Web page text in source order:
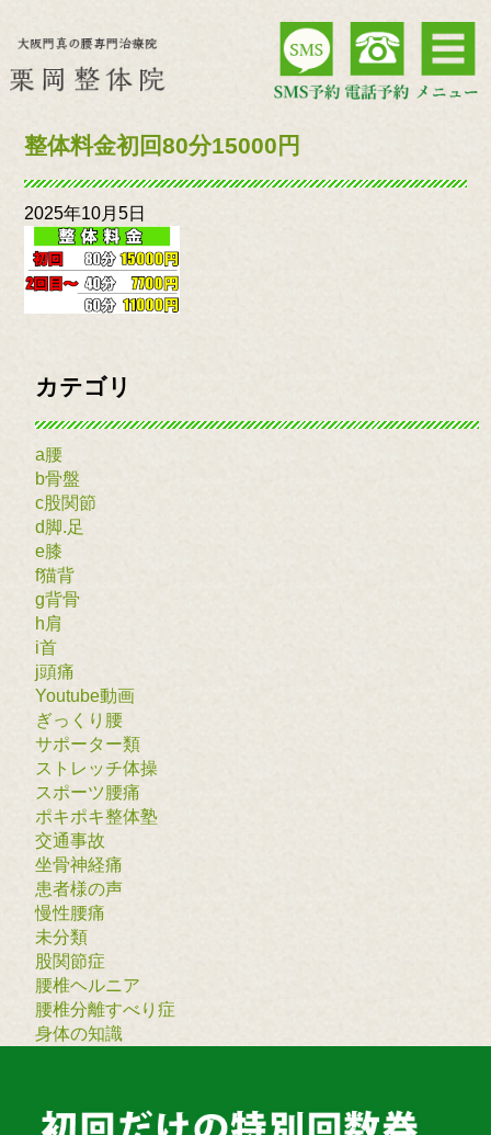
整体料金初回80分15000円
2025年10月5日
カテゴリ
a腰
b骨盤
c股関節
d脚.足
e膝
f猫背
g背骨
h肩
i首
j頭痛
Youtube動画
ぎっくり腰
サポーター類
ストレッチ体操
スポーツ腰痛
ポキポキ整体塾
交通事故
坐骨神経痛
患者様の声
慢性腰痛
未分類
股関節症
腰椎ヘルニア
腰椎分離すべり症
身体の知識